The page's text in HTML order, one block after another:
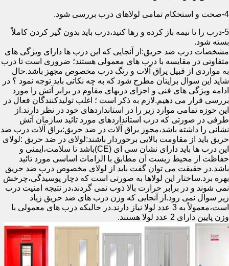
4-صحت و استحکام تمامی لولاهای درب بررسی شود.
5-درب را تا نیمه باز کرده و رها کنید،درب باید بدون گیر کردن کاملاً
بسته شود.
مشخصات درب ضد حریق:از آنجایی که این درب ها دارای ویژگی های
متفاوتی در مقایسه با درب های معمولی هستند؛ ضروری است تا درب
به مواردی از قبیل یراق آلات و رنگ درب مخصوص مجهز باشد.حال
شاید این سوال برایتان مطرح شود که به چه نکاتی باید توجه نمود ؟ در
ادامه ویژگی های فنی و اجزای دربهای مقاوم در برابر آتش را مورد
بررسی قرار می دهیم.لازم به ذکر است ؛ اغلب تولیدکنندگان فعال در
این حوزه تمامی موارد زیر را در استانداردهای خود در نظر دارند.از
طرفی در صورتی که درب استانداردهای مورد تائید سازمان آتش
نشانی را داشته باشد،مجوز یراق آلات در ضد حریق:یراق آلات درب ضد
حریق باید از مقاومت بالایی برخوردار باشند:لولای در ضد حریق :لولای
این درب ها باید دارای نشان سی ای (CE)باشد تا سلامت،ایمنی و
حفاظت از محیط زیست آن مطابق با الزامات اساسی مورد تائید
باشد.در حقیقت می توان گفت باید از لولای مخصوص درب ضد حریق
بهره برد.ساختار این لولاها به صورتی است که دچار پوسیدگی،چرخش
نمی شوند و در برابر حرارت بالا ذوب نمی گردند،در نتیجه امنیت درب
زیر سوال نمی رود.از آنجایی که وزن درب های ضد حریق زیاد
است،معمولاً به 3 عدد لولا نیاز دارند.در حالیکه درب های معمولی با
وزن پایین دارای 2 عدد لولا هستند.